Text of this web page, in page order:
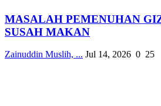
MASALAH PEMENUHAN
SUSAH MAKAN
Zainuddin Muslih, ... Jul 14, 2026 0 25